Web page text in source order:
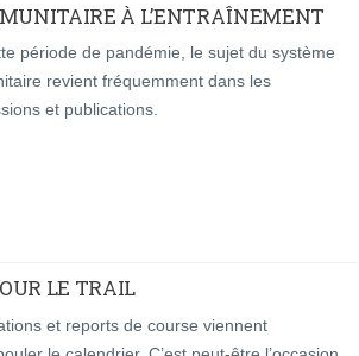
À L’ENTRAÎNEMENT
période de pandémie, le sujet du système
revient fréquemment dans les
et publications.
LE TRAIL
et reports de course viennent